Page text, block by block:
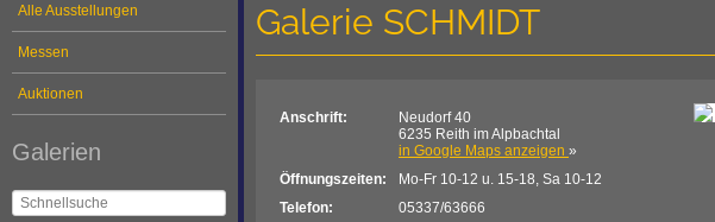
Alle Ausstellungen
Messen
Auktionen
Galerien
Galerie SCHMIDT
Anschrift:
Neudorf 40
6235 Reith im Alpbachtal
in Google Maps anzeigen »
Öffnungszeiten:
Mo-Fr 10-12 u. 15-18, Sa 10-12
Telefon:
05337/63666